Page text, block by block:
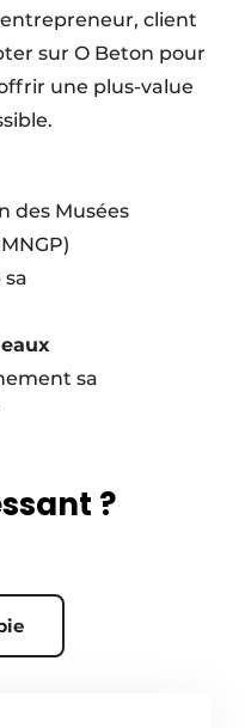
entrepreneur, client
sur O Beton pour
une plus-value
des Musées
sa
?